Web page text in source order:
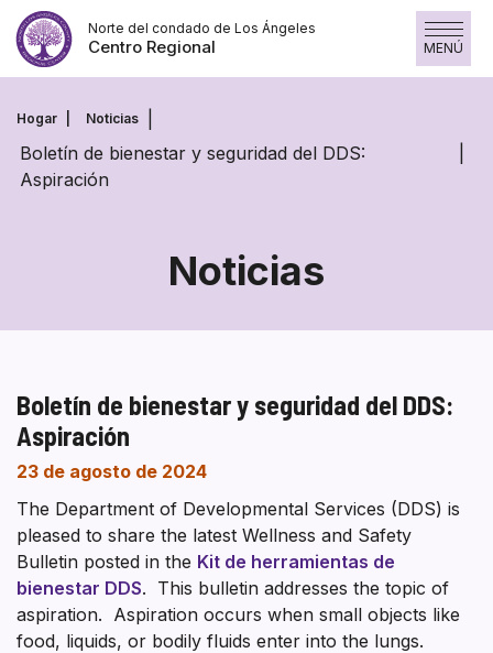
Saltar
contenido
Norte del condado de Los Ángeles
Centro Regional MENÚ
Hogar Noticias
Boletín de bienestar y seguridad del DDS:
Aspiración
Noticias
Boletín de bienestar y seguridad del DDS:
Aspiración
23 de agosto de 2024
The Department of Developmental Services (DDS) is
pleased to share the latest Wellness and Safety
Bulletin posted in the Kit de herramientas de
bienestar DDS. This bulletin addresses the topic of
aspiration. Aspiration occurs when small objects like
food, liquids, or bodily fluids enter into the lungs.